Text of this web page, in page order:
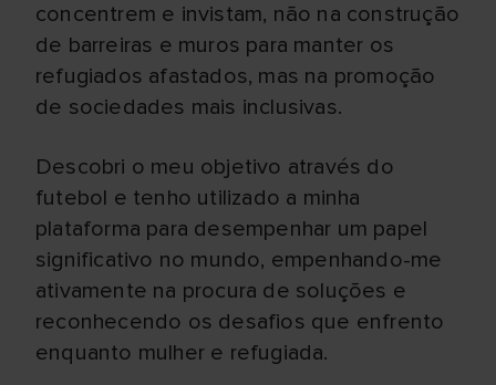
concentrem e invistam, não na construção
de barreiras e muros para manter os
refugiados afastados, mas na promoção
de sociedades mais inclusivas.
Descobri o meu objetivo através do
futebol e tenho utilizado a minha
plataforma para desempenhar um papel
significativo no mundo, empenhando-me
ativamente na procura de soluções e
reconhecendo os desafios que enfrento
enquanto mulher e refugiada.